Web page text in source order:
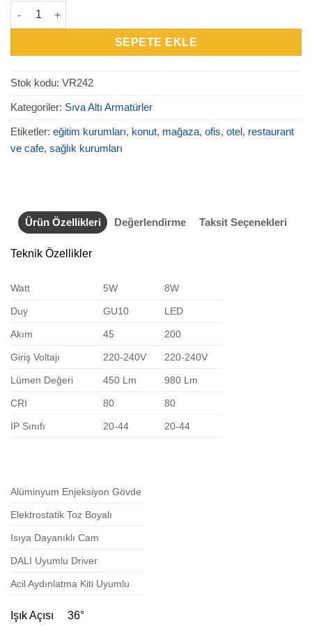
VR242 Hareketli Sıva Altı Armatür adet
SEPETE EKLE
Stok kodu: VR242
Kategoriler: Sıva Altı Armatürler
Etiketler: eğitim kurumları, konut, mağaza, ofis, otel, restaurant
ve cafe, sağlık kurumları
Ürün Özellikleri Değerlendirme Taksit Seçenekleri
Teknik Özellikler
Watt 5W 8W
Duy GU10 LED
Akım 45 200
Giriş Voltajı 220-240V 220-240V
Lümen Değeri 450 Lm 980 Lm
CRI 80 80
IP Sınıfı 20-44 20-44
Alüminyum Enjeksiyon Gövde
Elektrostatik Toz Boyalı
Isıya Dayanıklı Cam
DALI Uyumlu Driver
Acil Aydınlatma Kiti Uyumlu
Işık Açısı 36°